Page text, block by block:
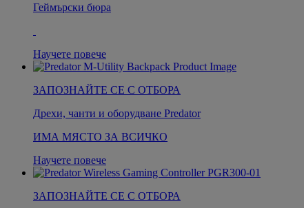
Геймърски бюра
Научете повече
ЗАПОЗНАЙТЕ СЕ С ОТБОРА
Дрехи, чанти и оборудване Predator
ИМА МЯСТО ЗА ВСИЧКО
Научете повече
ЗАПОЗНАЙТЕ СЕ С ОТБОРА